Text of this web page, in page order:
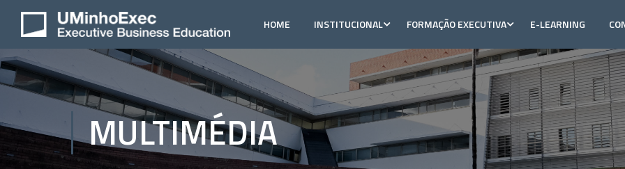
HOME INSTITUCIONAL FORMAÇÃO EXECUTIVA E-LEARNING
MULTIMÉDIA